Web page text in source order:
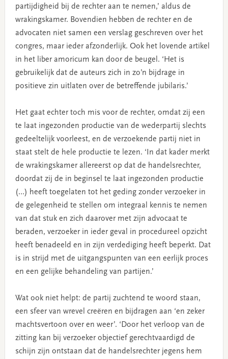
partijdigheid bij de rechter aan te nemen,’ aldus de
wrakingskamer. Bovendien hebben de rechter en de
advocaten niet samen een verslag geschreven over het
congres, maar ieder afzonderlijk. Ook het lovende artikel
in het liber amoricum kan door de beugel. ‘Het is
gebruikelijk dat de auteurs zich in zo’n bijdrage in
positieve zin uitlaten over de betreffende jubilaris.’
Het gaat echter toch mis voor de rechter, omdat zij een
te laat ingezonden productie van de wederpartij slechts
gedeeltelijk voorleest, en de verzoekende partij niet in
staat stelt de hele productie te lezen. ‘In dat kader merkt
de wrakingskamer allereerst op dat de handelsrechter,
doordat zij de in beginsel te laat ingezonden productie
(…) heeft toegelaten tot het geding zonder verzoeker in
de gelegenheid te stellen om integraal kennis te nemen
van dat stuk en zich daarover met zijn advocaat te
beraden, verzoeker in ieder geval in procedureel opzicht
heeft benadeeld en in zijn verdediging heeft beperkt. Dat
is in strijd met de uitgangspunten van een eerlijk proces
en een gelijke behandeling van partijen.’
Wat ook niet helpt: de partij zuchtend te woord staan,
een sfeer van wrevel creëren en bijdragen aan ‘en zeker
machtsvertoon over en weer’. ‘Door het verloop van de
zitting kan bij verzoeker objectief gerechtvaardigd de
schijn zijn ontstaan dat de handelsrechter jegens hem